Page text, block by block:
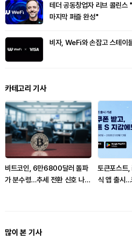
테더 공동창업자 리브 콜린
마지막 퍼즐 완성"
비자, WeFi와 손잡고 스테이
카테고리 기사
비트코인, 6만6800달러 돌파
가 분수령…추세 전환 신호 나오
토큰포스트,
식 앱 출시…
많이 본 기사